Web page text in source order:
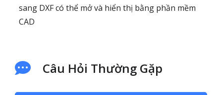
sang DXF có thể mở và hiển thị bằng phần mềm
CAD
Câu Hỏi Thường Gặp